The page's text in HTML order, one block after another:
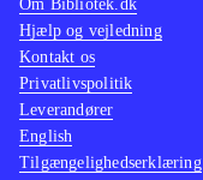
Om Bibliotek.dk
Hjælp og vejledning
Kontakt os
Privatlivspolitik
Leverandører
English
Tilgængelighedserklæring